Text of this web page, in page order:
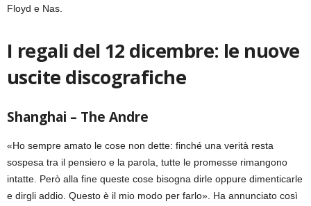
Floyd e Nas.
I regali del 12 dicembre: le nuove
uscite discografiche
Shanghai – The Andre
«Ho sempre amato le cose non dette: finché una verità resta
sospesa tra il pensiero e la parola, tutte le promesse rimangono
intatte. Però alla fine queste cose bisogna dirle oppure dimenticarle
e dirgli addio. Questo è il mio modo per farlo». Ha annunciato così